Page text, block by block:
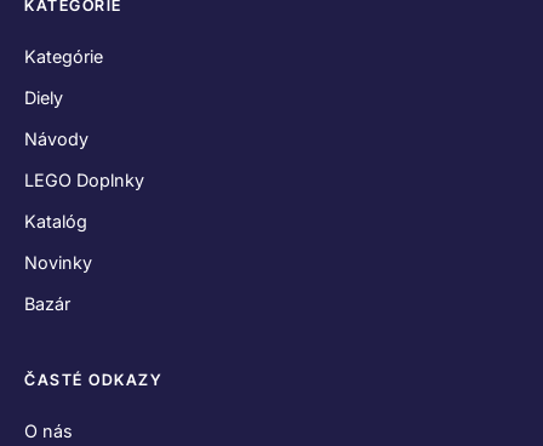
KATEGÓRIE
Kategórie
Diely
Návody
LEGO Doplnky
Katalóg
Novinky
Bazár
ČASTÉ ODKAZY
O nás